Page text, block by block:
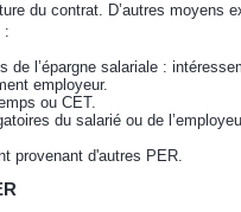
du contrat. D’autres moyens
:
de l’épargne salariale :
employeur.
ou CET.
du salarié ou de
provenant d'autres PER.